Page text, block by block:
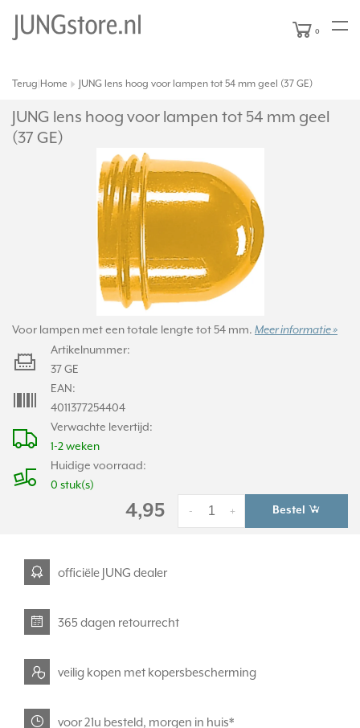
0
Terug Home JUNG lens hoog voor lampen tot 54 mm geel (37 GE)
JUNG lens hoog voor lampen tot 54 mm geel
(37 GE)
Voor lampen met een totale lengte tot 54 mm. Meer informatie »
Verwachte levertijd:
1-2 weken
Huidige voorraad:
0 stuk(s)
Artikelnummer:
37 GE
EAN:
4011377254404
4,95 +
- Bestel
officiële JUNG dealer
365 dagen retourrecht
veilig kopen met kopersbescherming
voor 21u besteld, morgen in huis*